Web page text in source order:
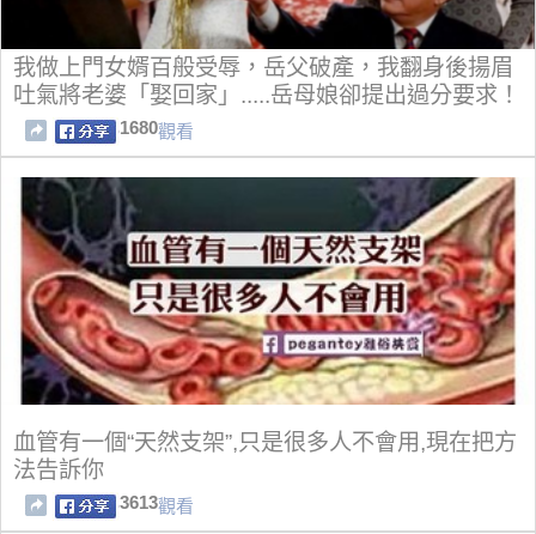
我做上門女婿百般受辱，岳父破產，我翻身後揚眉
吐氣將老婆「娶回家」.....岳母娘卻提出過分要求！
1680觀看
血管有一個“天然支架”,只是很多人不會用,現在把方
法告訴你
3613觀看